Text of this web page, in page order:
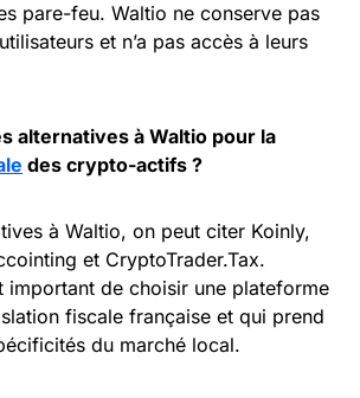
pare-feu. Waltio ne conserve pas
et n’a pas accès à leurs
alternatives à Waltio pour la
des crypto-actifs ?
à Waltio, on peut citer Koinly,
et CryptoTrader.Tax.
important de choisir une plateforme
fiscale française et qui prend
du marché local.